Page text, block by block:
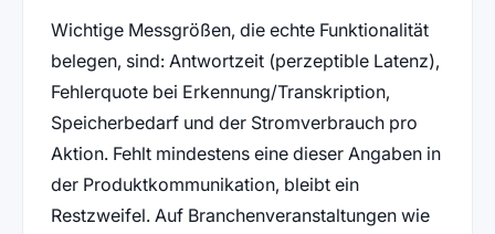
Wichtige Messgrößen, die echte Funktionalität
belegen, sind: Antwortzeit (perzeptible Latenz),
Fehlerquote bei Erkennung/Transkription,
Speicherbedarf und der Stromverbrauch pro
Aktion. Fehlt mindestens eine dieser Angaben in
der Produktkommunikation, bleibt ein
Restzweifel. Auf Branchenveranstaltungen wie